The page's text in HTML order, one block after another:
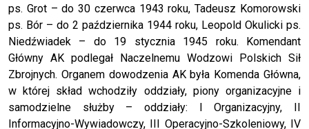
ps. Grot – do 30 czerwca 1943 roku, Tadeusz Komorowski
ps. Bór – do 2 października 1944 roku, Leopold Okulicki ps.
Niedźwiadek – do 19 stycznia 1945 roku. Komendant
Główny AK podlegał Naczelnemu Wodzowi Polskich Sił
Zbrojnych. Organem dowodzenia AK była Komenda Główna,
w której skład wchodziły oddziały, piony organizacyjne i
samodzielne służby – oddziały: I Organizacyjny, II
Informacyjno-Wywiadowczy, III Operacyjno-Szkoleniowy, IV